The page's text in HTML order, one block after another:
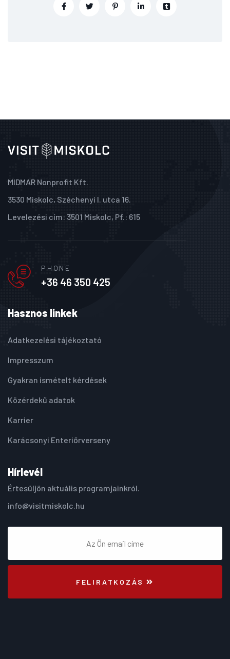
MIDMAR Nonprofit Kft.
3530 Miskolc, Széchenyi I. utca 16.
Levelezési cím: 3501 Miskolc, Pf.: 615
PHONE
+36 46 350 425
Hasznos linkek
Adatkezelési tájékoztató
Impresszum
Gyakran ismételt kérdések
Közérdekű adatok
Karrier
Karácsonyi Enteriőrverseny
Hírlevél
Értesüljön aktuális programjainkról.
info@visitmiskolc.hu
FELIRATKOZÁS